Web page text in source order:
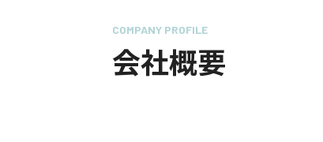
COMPANY PROFILE
会社概要